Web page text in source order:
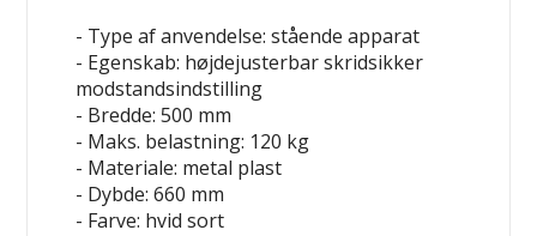
- Type af anvendelse: stående apparat
- Egenskab: højdejusterbarskridsikker
modstandsindstilling
- Bredde: 500 mm
- Maks. belastning: 120 kg
- Materiale: metal plast
- Dybde: 660 mm
- Farve: hvidsort